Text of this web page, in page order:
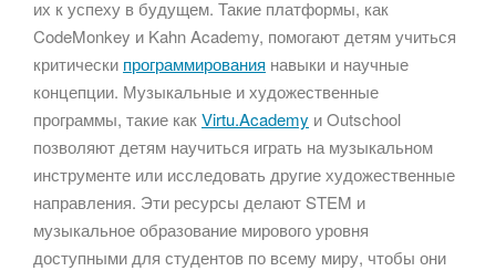
их к успеху в будущем. Такие платформы, как
CodeMonkey и Kahn Academy, помогают детям учиться
критически программирования навыки и научные
концепции. Музыкальные и художественные
программы, такие какVirtu.Academy и Outschool
позволяют детям научиться играть на музыкальном
инструменте или исследовать другие художественные
направления. Эти ресурсы делают STEM и
музыкальное образование мирового уровня
доступными для студентов по всему миру, чтобы они